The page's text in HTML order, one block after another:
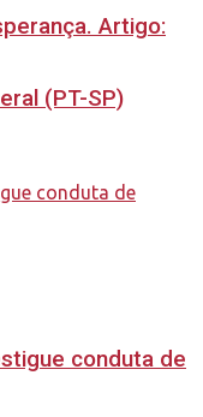
Artigo:
(PT-SP)
conduta de